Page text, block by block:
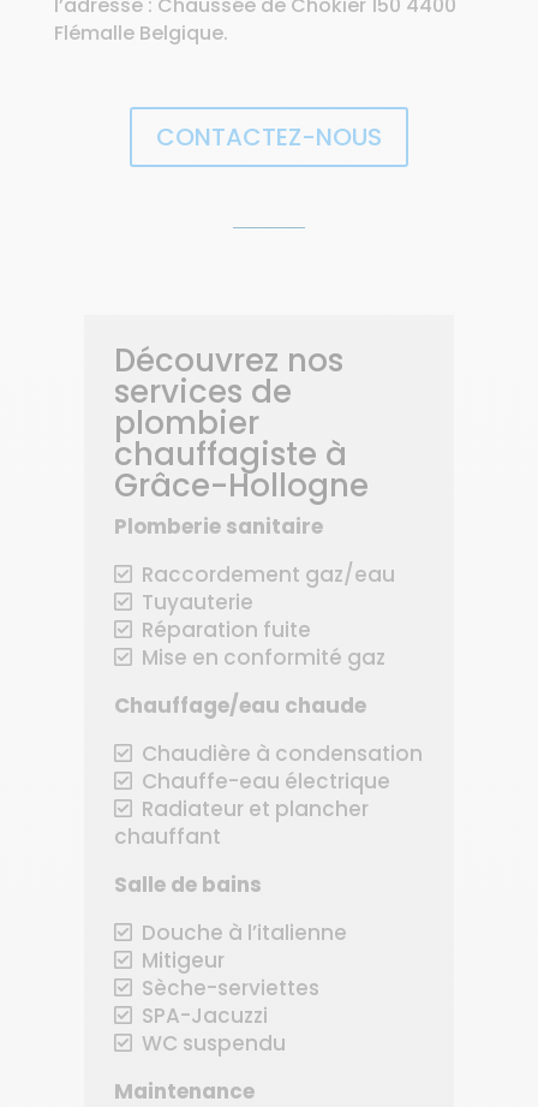
Flémalle Belgique.
CONTACTEZ-NOUS
Découvrez nos
services de
plombier
chauffagiste à
Grâce-Hollogne
Plomberie sanitaire
Raccordement gaz/eau
Tuyauterie
Réparation fuite
Mise en conformité gaz
Chauffage/eau chaude
Chaudière à condensation
Chauffe-eau électrique
Radiateur et plancher
chauffant
Salle de bains
Douche à l’italienne
Mitigeur
Sèche-serviettes
SPA-Jacuzzi
WC suspendu
Maintenance